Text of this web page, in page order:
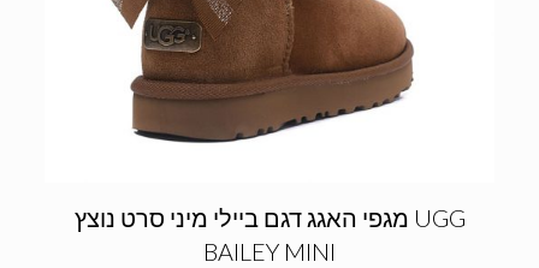
מגפי האגג דגם ביילי מיני סרט נוצץ UGG
BAILEY MINI